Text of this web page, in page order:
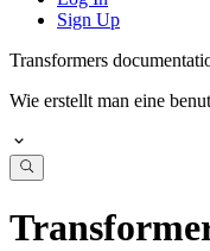
Sign Up
Transformers
Wie erstellt man eine